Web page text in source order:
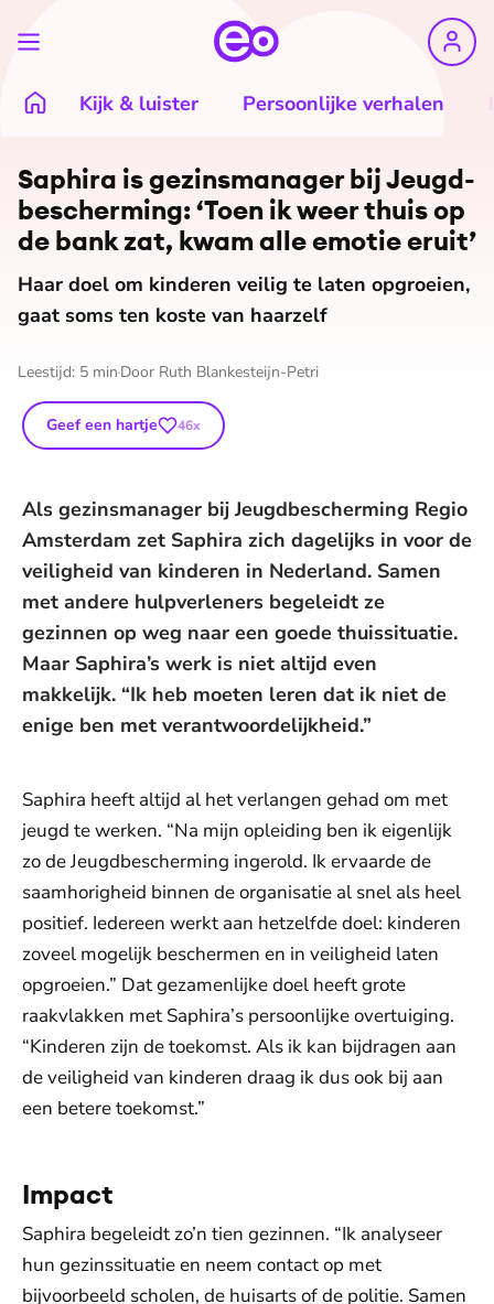
Kijk & luister Persoonlijke verhalen
Saphira is ge­zins­ma­na­ger bij Jeugd­
be­scher­ming: ‘Toen ik weer thuis op
de bank zat, kwam alle emotie eruit’
Haar doel om kinderen veilig te laten opgroeien,
gaat soms ten koste van haarzelf
Leestijd: 5 min Door Ruth Blankesteijn-Petri
Geef een hartje 46x
Als gezinsmanager bij Jeugdbescherming Regio
Amsterdam zet Saphira zich dagelijks in voor de
veiligheid van kinderen in Nederland. Samen
met andere hulpverleners begeleidt ze
gezinnen op weg naar een goede thuissituatie.
Maar Saphira’s werk is niet altijd even
makkelijk. “Ik heb moeten leren dat ik niet de
enige ben met verantwoordelijkheid.”
Saphira heeft altijd al het verlangen gehad om met
jeugd te werken. “Na mijn opleiding ben ik eigenlijk
zo de Jeugdbescherming ingerold. Ik ervaarde de
saamhorigheid binnen de organisatie al snel als heel
positief. Iedereen werkt aan hetzelfde doel: kinderen
zoveel mogelijk beschermen en in veiligheid laten
opgroeien.” Dat gezamenlijke doel heeft grote
raakvlakken met Saphira’s persoonlijke overtuiging.
“Kinderen zijn de toekomst. Als ik kan bijdragen aan
de veiligheid van kinderen draag ik dus ook bij aan
een betere toekomst.”
Impact
Saphira begeleidt zo’n tien gezinnen. “Ik analyseer
hun gezinssituatie en neem contact op met
bijvoorbeeld scholen, de huisarts of de politie. Samen